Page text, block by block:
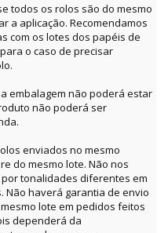
todos os rolos são do mesmo
a aplicação. Recomendamos
com os lotes dos papéis de
o caso de precisar
embalagem não poderá estar
não poderá ser
enviados no mesmo
do mesmo lote. Não nos
tonalidades diferentes em
Não haverá garantia de envio
lote em pedidos feitos
dependerá da